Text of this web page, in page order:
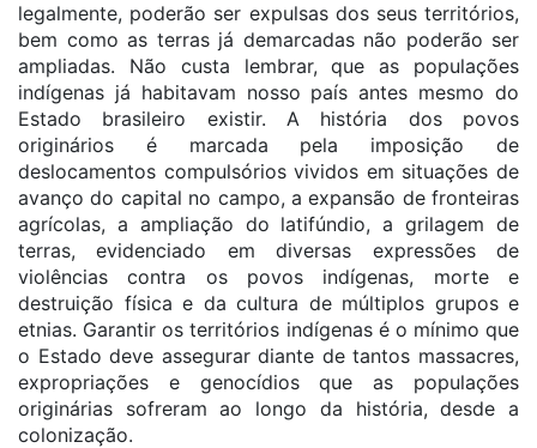
legalmente, poderão ser expulsas dos seus territórios,
bem como as terras já demarcadas não poderão ser
ampliadas. Não custa lembrar, que as populações
indígenas já habitavam nosso país antes mesmo do
Estado brasileiro existir. A história dos povos
originários é marcada pela imposição de
deslocamentos compulsórios vividos em situações de
avanço do capital no campo, a expansão de fronteiras
agrícolas, a ampliação do latifúndio, a grilagem de
terras, evidenciado em diversas expressões de
violências contra os povos indígenas, morte e
destruição física e da cultura de múltiplos grupos e
etnias. Garantir os territórios indígenas é o mínimo que
o Estado deve assegurar diante de tantos massacres,
expropriações e genocídios que as populações
originárias sofreram ao longo da história, desde a
colonização.